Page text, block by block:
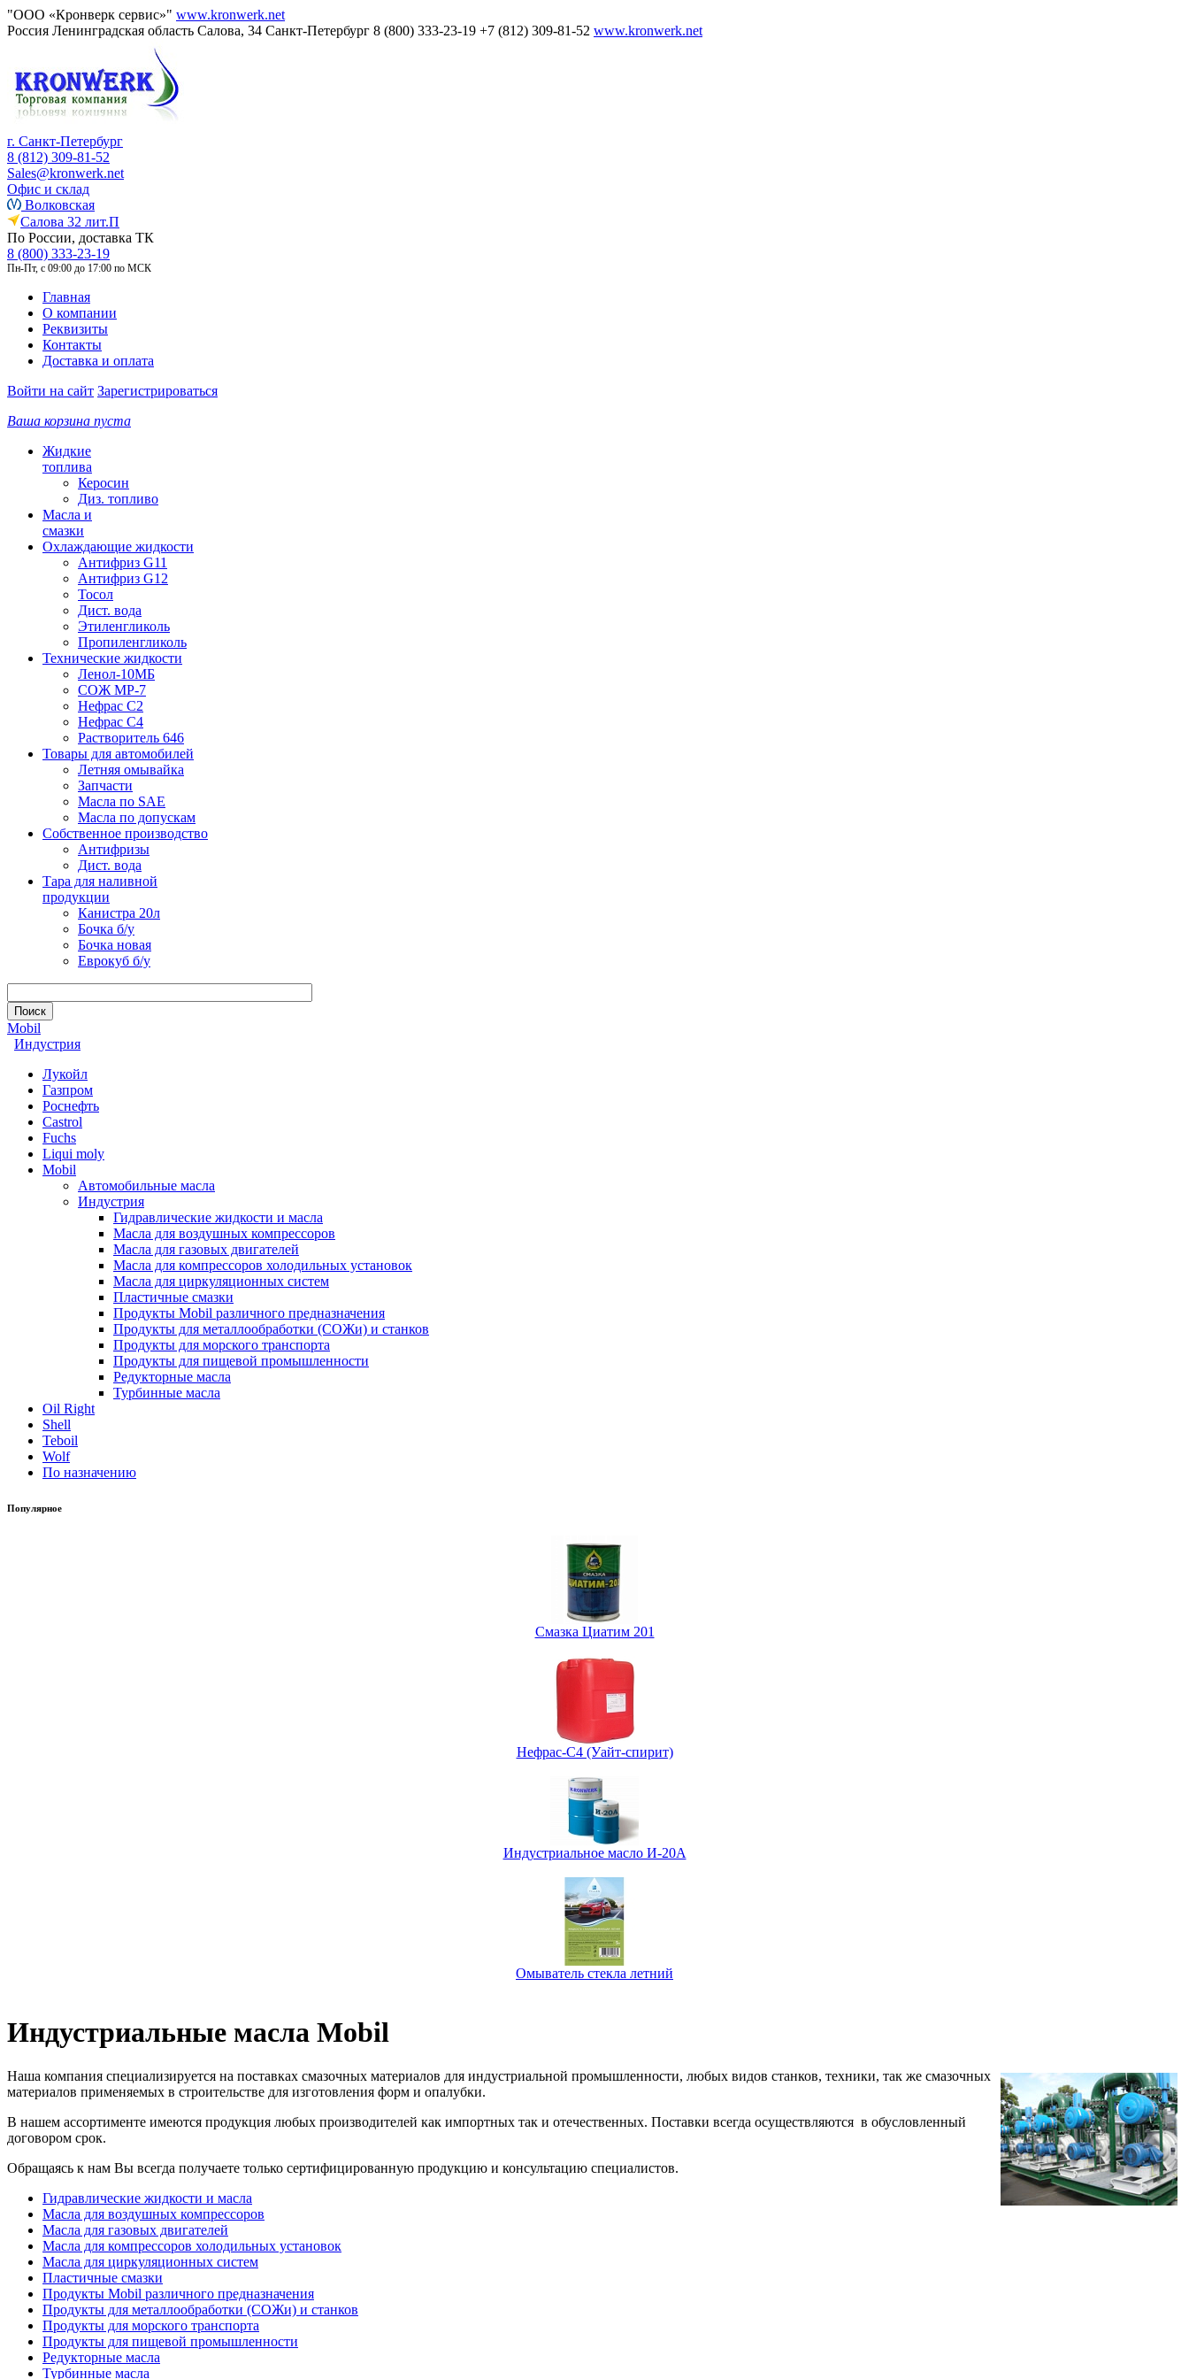
"ООО «Кронверк сервис»" www.kronwerk.net
Россия Ленинградская область Салова, 34 Санкт-Петербург 8 (800) 333-23-19 +7 (812) 309-81-52 www.kronwerk.net
г. Санкт-Петербург
8 (812) 309-81-52
Sales@kronwerk.net
Офис и склад
Волковская
Салова 32 лит.П
По России, доставка ТК
8 (800) 333-23-19
Пн-Пт, с 09:00 до 17:00 по МСК
Главная
О компании
Реквизиты
Контакты
Доставка и оплата
Войти на сайт Зарегистрироваться
Ваша корзина пуста
Жидкие
топлива
Керосин
Диз. топливо
Масла и
смазки
Охлаждающие жидкости
Антифриз G11
Антифриз G12
Тосол
Дист. вода
Этиленгликоль
Пропиленгликоль
Технические жидкости
Ленол-10МБ
СОЖ МР-7
Нефрас С2
Нефрас С4
Растворитель 646
Товары для автомобилей
Летняя омывайка
Запчасти
Масла по SAE
Масла по допускам
Собственное производство
Антифризы
Дист. вода
Тара для наливной
продукции
Канистра 20л
Бочка б/у
Бочка новая
Еврокуб б/у
Mobil
Индустрия
Лукойл
Газпром
Роснефть
Castrol
Fuchs
Liqui moly
Mobil
Автомобильные масла
Индустрия
Гидравлические жидкости и масла
Масла для воздушных компрессоров
Масла для газовых двигателей
Масла для компрессоров холодильных установок
Масла для циркуляционных систем
Пластичные смазки
Продукты Mobil различного предназначения
Продукты для металлообработки (СОЖи) и станков
Продукты для морского транспорта
Продукты для пищевой промышленности
Редукторные масла
Турбинные масла
Oil Right
Shell
Teboil
Wolf
По назначению
Популярное
Смазка Циатим 201
Нефрас-С4 (Уайт-спирит)
Индустриальное масло И-20А
Омыватель стекла летний
Индустриальные масла Mobil
Наша компания специализируется на поставках смазочных материалов для индустриальной промышленности, любых видов станков, техники, так же смазочных
материалов применяемых в строительстве для изготовления форм и опалубки.
В нашем ассортименте имеются продукция любых производителей как импортных так и отечественных. Поставки всегда осуществляются в обусловленный
договором срок.
Обращаясь к нам Вы всегда получаете только сертифицированную продукцию и консультацию специалистов.
Гидравлические жидкости и масла
Масла для воздушных компрессоров
Масла для газовых двигателей
Масла для компрессоров холодильных установок
Масла для циркуляционных систем
Пластичные смазки
Продукты Mobil различного предназначения
Продукты для металлообработки (СОЖи) и станков
Продукты для морского транспорта
Продукты для пищевой промышленности
Редукторные масла
Турбинные масла